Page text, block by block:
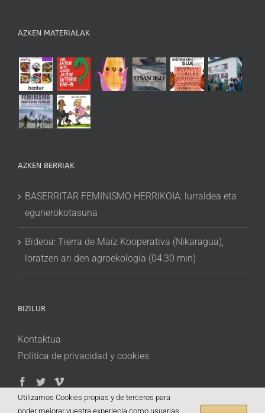
AZKEN MATERIALAK
AZKEN BERRIAK
BASERRITAR FEMINISMO HERRIKOIA: lurraldea eta
egunerokotasuna
Bideoa: Tierra de Maíz Kooperativa (Nikaragua),
loratzen ari den agroekologia (04:30 min)
BIZILUR
Kontaktua
Política de privacidad y cookies
Utilizamos Cookies propias y de terceros para
poder mejorar vuestra experiecia como usuarias.